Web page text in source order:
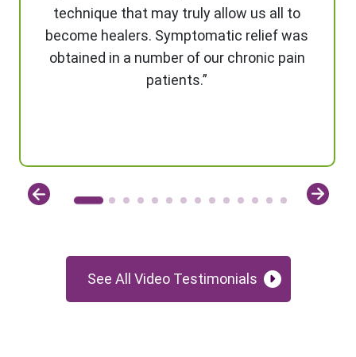
technique that may truly allow us all to
become healers. Symptomatic relief was
obtained in a number of our chronic pain
patients.”
See All Video Testimonials